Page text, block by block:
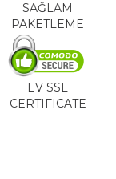
SAĞLAM
PAKETLEME
EV SSL
CERTIFICATE